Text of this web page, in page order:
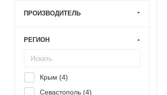
ПРОИЗВОДИТЕЛЬ
РЕГИОН
Крым (4)
Севастополь (4)